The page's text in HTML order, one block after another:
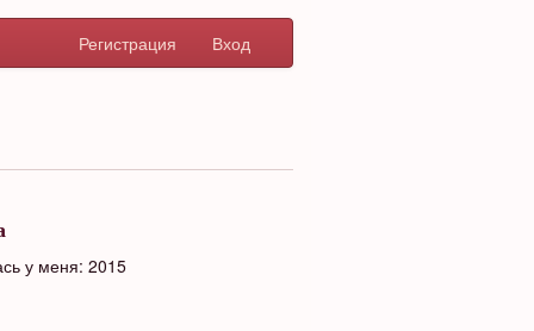
Регистрация Вход
у меня: 2015